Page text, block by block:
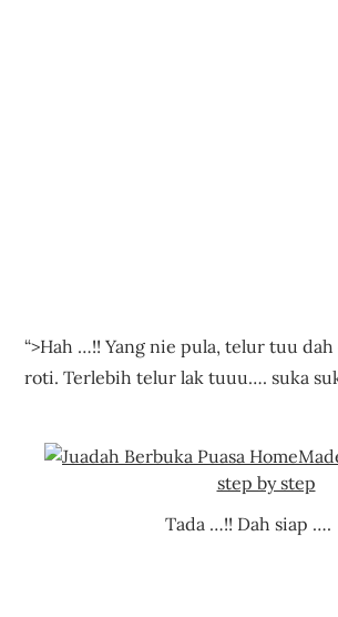
“>Hah …!! Yang nie pula, telur tuu
roti. Terlebih telur lak tuuu…. suka
Tada …!! Dah siap ….